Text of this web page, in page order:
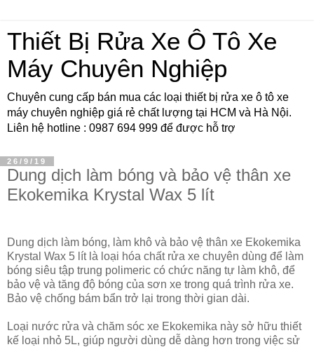
Thiết Bị Rửa Xe Ô Tô Xe
Máy Chuyên Nghiệp
Chuyên cung cấp bán mua các loại thiết bị rửa xe ô tô xe
máy chuyên nghiệp giá rẻ chất lượng tại HCM và Hà Nội.
Liên hệ hotline : 0987 694 999 để được hỗ trợ
26/9/19
Dung dịch làm bóng và bảo vệ thân xe
Ekokemika Krystal Wax 5 lít
Dung dịch làm bóng, làm khô và bảo vệ thân xe Ekokemika
Krystal Wax 5 lít là loại hóa chất rửa xe chuyên dùng để làm
bóng siêu tập trung polimeric có chức năng tự làm khô, để
bảo vệ và tăng độ bóng của sơn xe trong quá trình rửa xe.
Bảo vệ chống bám bẩn trở lại trong thời gian dài.
Loại nước rửa và chăm sóc xe Ekokemika này sở hữu thiết
kế loại nhỏ 5L, giúp người dùng dễ dàng hơn trong việc sử